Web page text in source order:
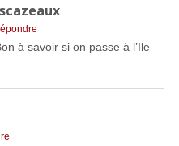
à savoir si on passe à l’Ile